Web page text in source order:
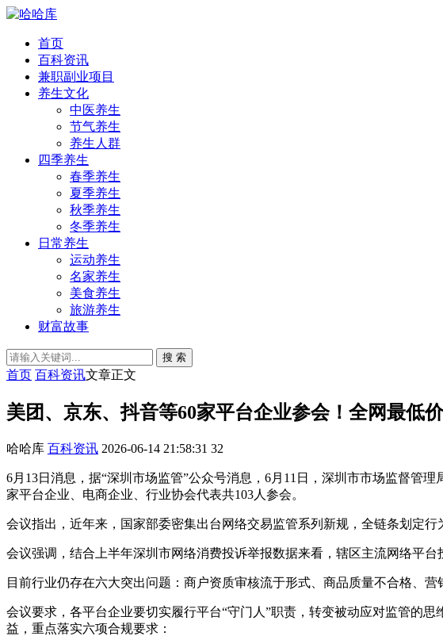
首页
百科资讯
兼职副业项目
养生文化
中医养生
节气养生
养生人群
四季养生
春季养生
夏季养生
秋季养生
冬季养生
日常养生
运动养生
名家养生
美食养生
旅游养生
财富故事
搜 索
首页 百科资讯文章正文
美团、京东、抖音等60家平台企业参会！全网最低
哈哈库 百科资讯 2026-06-14 21:58:31 32
6月13日消息，据“深圳市场监管”公众号消息，6月11日，深圳市市场监督管
家平台企业、电商企业、行业协会代表共103人参会。
会议指出，近年来，国家部委密集出台网络交易监管系列新规，全链条划定
会议强调，结合上半年深圳市网络消费投诉举报数据来看，辖区主流网络平台
目前行业仍存在六大突出问题：商户资质审核流于形式、商品质量不合格、
会议要求，各平台企业要切实履行平台“守门人”职责，转变被动应对监管的
益，重点落实六项合规要求：